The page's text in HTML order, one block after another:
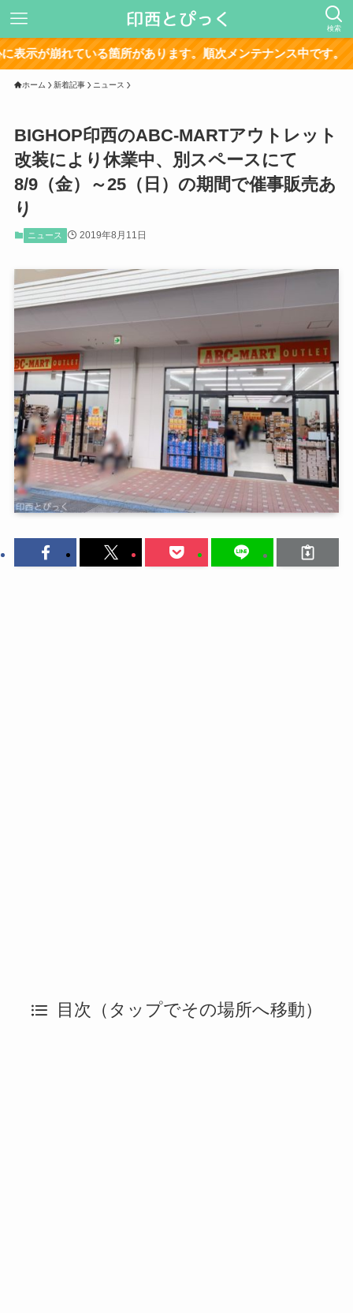
検索
る箇所があります。順次メンテナンス中です。
ホーム 新着記事 ニュース
BIGHOP印西のABC-MARTアウトレット
改装により休業中、別スペースにて
8/9（金）～25（日）の期間で催事販売あ
り
ニュース 2019年8月11日
目次（タップでその場所へ移動）